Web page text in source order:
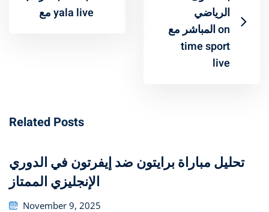
مع yala live
الرياضي
المباشر مع on
time sport
live
Related Posts
تحليل مباراة برايتون ضد إيفرتون في الدوري
الإنجليزي الممتاز
Posted
November 9, 2025